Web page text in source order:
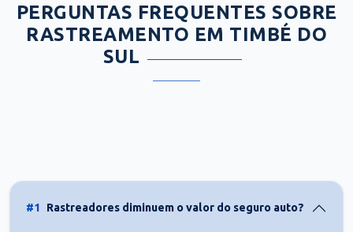
PERGUNTAS FREQUENTES SOBRE
RASTREAMENTO EM TIMBÉ DO
SUL
#1 Rastreadores diminuem o valor do seguro auto?